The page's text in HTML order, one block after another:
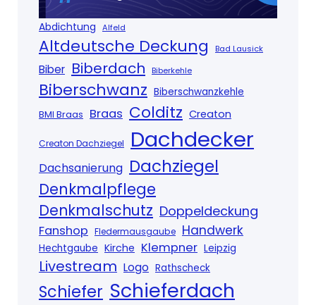
Abdichtung Alfeld
Altdeutsche Deckung Bad Lausick
Biber Biberdach Biberkehle
Biberschwanz Biberschwanzkehle
BMI Braas Braas Colditz Creaton
Creaton Dachziegel Dachdecker
Dachsanierung Dachziegel
Denkmalpflege
Denkmalschutz Doppeldeckung
Fanshop Fledermausgaube Handwerk
Hechtgaube Kirche Klempner Leipzig
Livestream Logo Rathscheck
Schiefer Schieferdach